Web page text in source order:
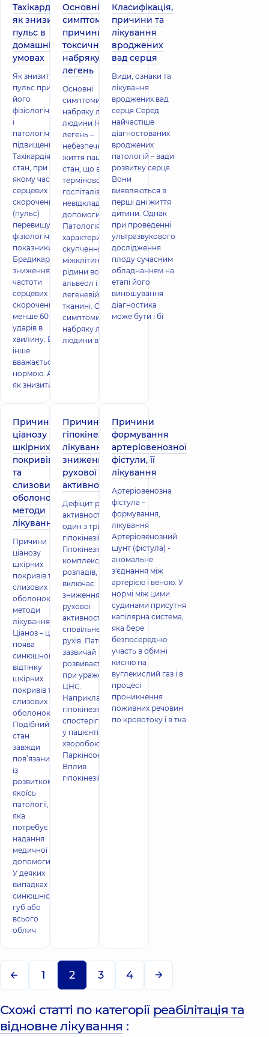
Тахікардія –
як знизити
пульс в
домашніх
умовах
Як знизити
пульс при
його
фізіологічному
і
патологічному
підвищенні
Тахікардія –
стан, при
якому частота
серцевих
скорочень
(пульс)
перевищує
фізіологічні
показники.
Брадикардія –
зниження
частоти
серцевих
скорочень
менше 60
ударів в
хвилину. Все
інше
вважається
нормою. Але
як знизити п
Основні
симптоми та
причини
токсичного
набряку
легень
Основні
симптоми
набряку легень у
людини Набряк
легень –
небезпечний для
життя пацієнта
стан, що вимагає
термінової
госпіталізації та
невідкладної
допомоги.
Патологія
характеризується
скупченням
міжклітинної
рідини всередині
альвеол і в
легеневій
тканині. Основні
симптоми
набряку легень у
людини в п
Класифікація,
причини та
лікування
вроджених
вад серця
Види, ознаки та
лікування
вроджених вад
серця Серед
найчастіше
діагностованих
вроджених
патологій – вади
розвитку серця.
Вони
виявляються в
перші дні життя
дитини. Однак
при проведенні
ультразвукового
дослідження
плоду сучасним
обладнанням на
етапі його
виношування
діагностика
може бути і бі
Причини
ціанозу
шкірних
покривів
та
слизових
оболонок,
методи
лікування
Причини
ціанозу
шкірних
покривів та
слизових
оболонок,
методи
лікування
Ціаноз – це
поява
синюшного
відтінку
шкірних
покривів та
слизових
оболонок.
Подібний
стан
завжди
пов’язаний
із
розвитком
якоїсь
патології,
яка
потребує
надання
медичної
допомоги.
У деяких
випадках
синюшність
губ або
всього
облич
Причини
гіпокінезії,
лікування
зниження
рухової
активності
Дефіцит рухової
активності як
один з тригерів
гіпокінезії
Гіпокінезія – це
комплекс
розладів, що
включає
зниження
рухової
активності і
сповільненість
рухів. Патологія
зазвичай
розвивається
при ураженнях
ЦНС.
Наприклад,
гіпокінезія
спостерігається
у пацієнтів з
хворобою
Паркінсона.
Вплив
гіпокінезії
Причини
формування
артеріовенозної
фістули, її
лікування
Артеріовенозна
фістула –
формування,
лікування
Артеріовенозний
шунт (фістула) -
аномальне
з'єднання між
артерією і веною. У
нормі між цими
судинами присутня
капілярна система,
яка бере
безпосередню
участь в обміні
кисню на
вуглекислий газ і в
процесі
проникнення
поживних речовин
по кровотоку і в тка
1 2 3 4
Схожі статті по категорії реабілітація та
відновне лікування :